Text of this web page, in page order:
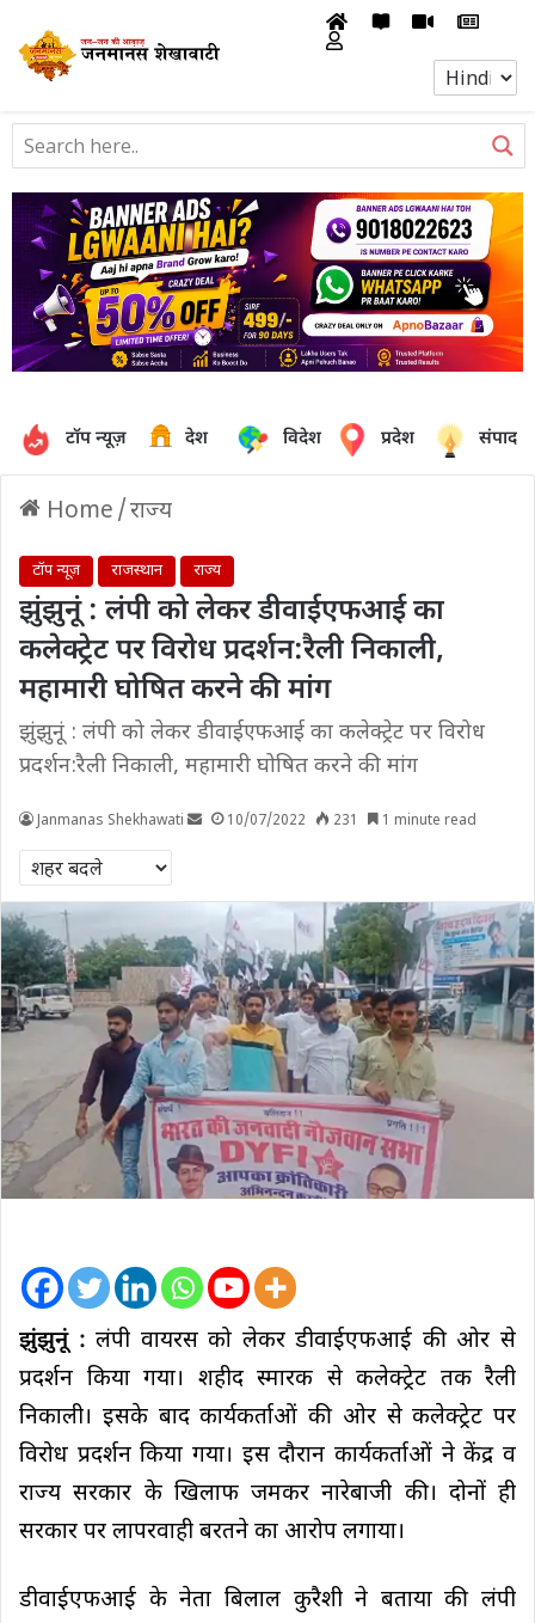
टॉप न्यूज़ देश विदेश प्रदेश
Home /राज्य
टॉप न्यूज़ राजस्थान राज्य
झुंझुनूं : लंपी को लेकर डीवाईएफआई का
कलेक्ट्रेट पर विरोध प्रदर्शन:रैली निकाली,
महामारी घोषित करने की मांग
झुंझुनूं : लंपी को लेकर डीवाईएफआई का कलेक्ट्रेट पर विरोध
प्रदर्शन:रैली निकाली, महामारी घोषित करने की मांग
Janmanas Shekhawati 10/07/2022 231 1 minute read
झुंझुनूं : लंपी वायरस को लेकर डीवाईएफआई की ओर से
प्रदर्शन किया गया। शहीद स्मारक से कलेक्ट्रेट तक रैली
निकाली। इसके बाद कार्यकर्ताओं की ओर से कलेक्ट्रेट पर
विरोध प्रदर्शन किया गया। इस दौरान कार्यकर्ताओं ने केंद्र व
राज्य सरकार के खिलाफ जमकर नारेबाजी की। दोनों ही
सरकार पर लापरवाही बरतने का आरोप लगाया।
डीवाईएफआई के नेता बिलाल कुरैशी ने बताया की लंपी